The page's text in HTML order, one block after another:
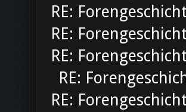
RE:
RE:
RE:
RE:
RE: